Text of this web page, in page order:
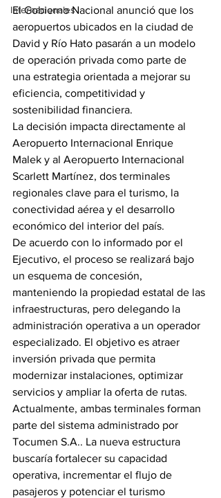
Internacionales
El Gobierno Nacional anunció que los
aeropuertos ubicados en la ciudad de
David y Río Hato pasarán a un modelo
de operación privada como parte de
una estrategia orientada a mejorar su
eficiencia, competitividad y
sostenibilidad financiera.
La decisión impacta directamente al
Aeropuerto Internacional Enrique
Malek y al Aeropuerto Internacional
Scarlett Martínez, dos terminales
regionales clave para el turismo, la
conectividad aérea y el desarrollo
económico del interior del país.
De acuerdo con lo informado por el
Ejecutivo, el proceso se realizará bajo
un esquema de concesión,
manteniendo la propiedad estatal de las
infraestructuras, pero delegando la
administración operativa a un operador
especializado. El objetivo es atraer
inversión privada que permita
modernizar instalaciones, optimizar
servicios y ampliar la oferta de rutas.
Actualmente, ambas terminales forman
parte del sistema administrado por
Tocumen S.A.. La nueva estructura
buscaría fortalecer su capacidad
operativa, incrementar el flujo de
pasajeros y potenciar el turismo